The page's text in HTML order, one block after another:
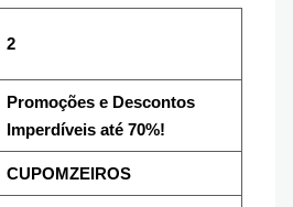
2
Promoções e Descontos
Imperdíveis até 70%!
CUPOMZEIROS